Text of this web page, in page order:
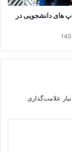
های دانشجویی در
علامت‌گذاری